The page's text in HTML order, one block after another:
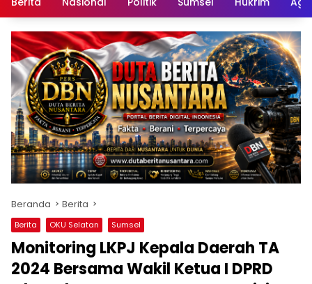
Beranda Berita
Berita OKU Selatan Sumsel
Monitoring LKPJ Kepala Daerah TA
2024 Bersama Wakil Ketua I DPRD